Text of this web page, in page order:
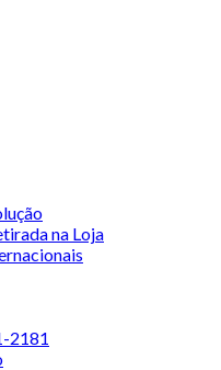
na Loja
2181